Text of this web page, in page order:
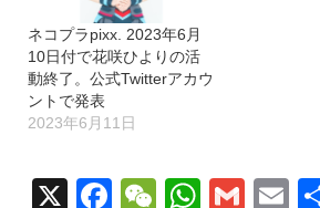
ネコプラpixx. 2023年6月
10日付で花咲ひよりの活
動終了。公式Twitterアカウ
ントで発表
2023年6月11日
X Facebook
WeChat